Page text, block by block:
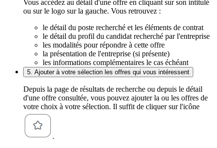
Vous accédez au détail d'une offre en cliquant sur son intitulé
ou sur le logo sur la gauche. Vous retrouvez :
le détail du poste recherché et les éléments de contrat
le détail du profil du candidat recherché par l'entreprise
les modalités pour répondre à cette offre
la présentation de l'entreprise (si présente)
les informations complémentaires le cas échéant
5. Ajouter à votre sélection les offres qui vous intéressent
Depuis la page de résultats de recherche ou depuis le détail
d'une offre consultée, vous pouvez ajouter la ou les offres de
votre choix à votre sélection. Il suffit de cliquer sur l'icône
.